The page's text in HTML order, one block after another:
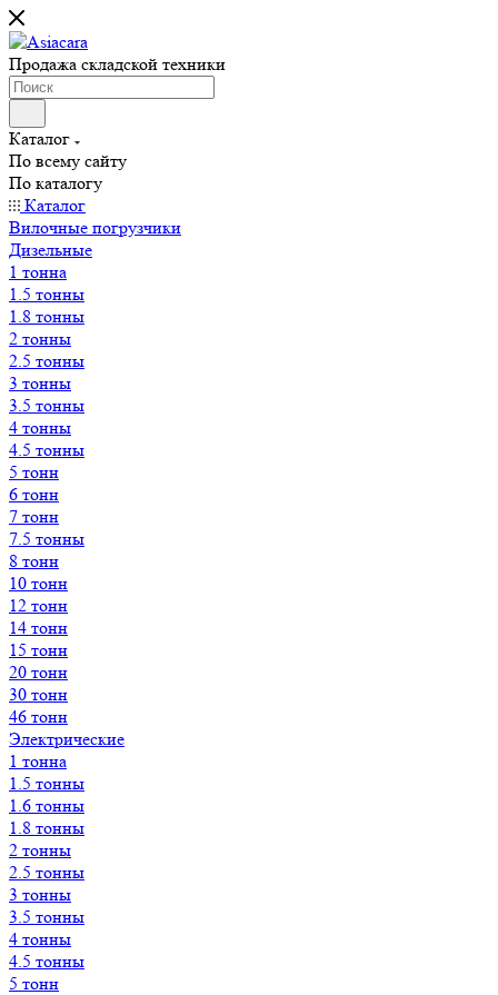
Продажа складской техники
Каталог
По всему сайту
По каталогу
Каталог
Вилочные погрузчики
Дизельные
1 тонна
1.5 тонны
1.8 тонны
2 тонны
2.5 тонны
3 тонны
3.5 тонны
4 тонны
4.5 тонны
5 тонн
6 тонн
7 тонн
7.5 тонны
8 тонн
10 тонн
12 тонн
14 тонн
15 тонн
20 тонн
30 тонн
46 тонн
Электрические
1 тонна
1.5 тонны
1.6 тонны
1.8 тонны
2 тонны
2.5 тонны
3 тонны
3.5 тонны
4 тонны
4.5 тонны
5 тонн